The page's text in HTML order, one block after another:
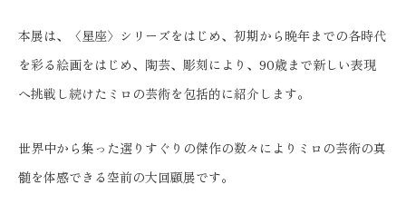
本展は、〈星座〉シリーズをはじめ、初期から晩年までの各時代
を彩る絵画をはじめ、陶芸、彫刻により、90歳まで新しい表現
へ挑戦し続けたミロの芸術を包括的に紹介します。
世界中から集った選りすぐりの傑作の数々によりミロの芸術の真
髄を体感できる空前の大回顧展です。